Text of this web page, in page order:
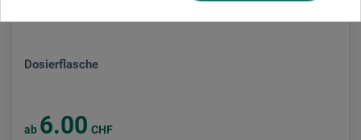
Dosierflasche
ab 6.00 CHF